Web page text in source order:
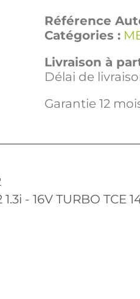
Référence
Catégories :
Livraison à
Délai de
Garantie 12
- 16V TURBO TCE